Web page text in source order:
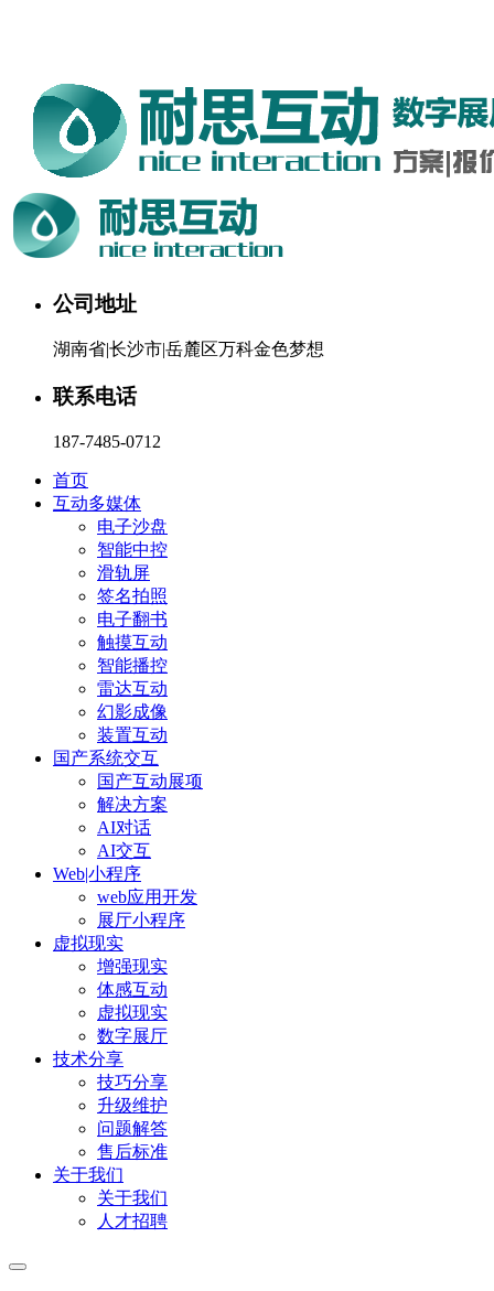
公司地址
湖南省|长沙市|岳麓区万科金色梦想
联系电话
187-7485-0712
首页
互动多媒体
电子沙盘
智能中控
滑轨屏
签名拍照
电子翻书
触摸互动
智能播控
雷达互动
幻影成像
装置互动
国产系统交互
国产互动展项
解决方案
AI对话
AI交互
Web|小程序
web应用开发
展厅小程序
虚拟现实
增强现实
体感互动
虚拟现实
数字展厅
技术分享
技巧分享
升级维护
问题解答
售后标准
关于我们
关于我们
人才招聘